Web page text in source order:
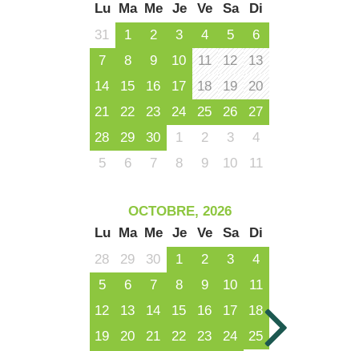
Lu
Ma Me Je Ve Sa
Di
31
1 2 3 4 5
6
7
8 9 10 11 12
13
14
15 16 17 18 19
20
21
22 23 24 25 26
27
28
29 30 1 2 3
4
5
6 7 8 9 10 11
OCTOBRE, 2026
Lu
Ma Me Je Ve Sa
Di
28
29 30 1 2 3
4
5
6 7 8 9 10
11
12
13 14 15 16 17
18
19
20 21 22 23 24
25